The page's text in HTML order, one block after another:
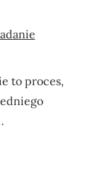
to proces,